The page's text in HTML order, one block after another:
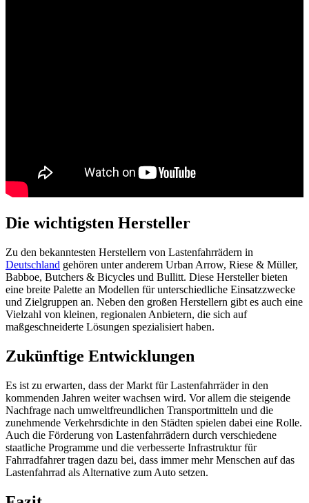
Die wichtigsten Hersteller
Zu den bekanntesten Herstellern von Lastenfahrrädern in
Deutschland gehören unter anderem Urban Arrow, Riese & Müller,
Babboe, Butchers & Bicycles und Bullitt. Diese Hersteller bieten
eine breite Palette an Modellen für unterschiedliche Einsatzzwecke
und Zielgruppen an. Neben den großen Herstellern gibt es auch eine
Vielzahl von kleinen, regionalen Anbietern, die sich auf
maßgeschneiderte Lösungen spezialisiert haben.
Zukünftige Entwicklungen
Es ist zu erwarten, dass der Markt für Lastenfahrräder in den
kommenden Jahren weiter wachsen wird. Vor allem die steigende
Nachfrage nach umweltfreundlichen Transportmitteln und die
zunehmende Verkehrsdichte in den Städten spielen dabei eine Rolle.
Auch die Förderung von Lastenfahrrädern durch verschiedene
staatliche Programme und die verbesserte Infrastruktur für
Fahrradfahrer tragen dazu bei, dass immer mehr Menschen auf das
Lastenfahrrad als Alternative zum Auto setzen.